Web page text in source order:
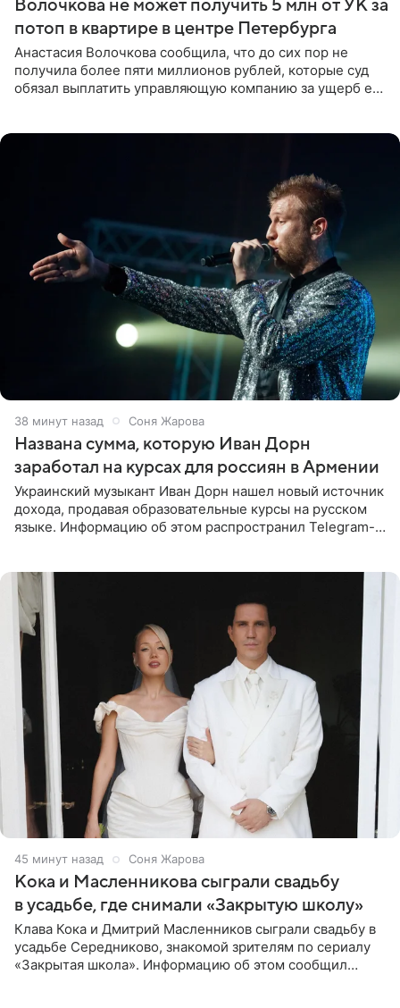
Волочкова не может получить 5 млн от УК за
потоп в квартире в центре Петербурга
Анастасия Волочкова сообщила, что до сих пор не
получила более пяти миллионов рублей, которые суд
обязал выплатить управляющую компанию за ущерб ее
38 минут назад Соня Жарова
Названа сумма, которую Иван Дорн
заработал на курсах для россиян в Армении
Украинский музыкант Иван Дорн нашел новый источник
дохода, продавая образовательные курсы на русском
языке. Информацию об этом распространил Telegram-
45 минут назад Соня Жарова
Кока и Масленникова сыграли свадьбу
в усадьбе, где снимали «Закрытую школу»
Клава Кока и Дмитрий Масленников сыграли свадьбу в
усадьбе Середниково, знакомой зрителям по сериалу
«Закрытая школа». Информацию об этом сообщил